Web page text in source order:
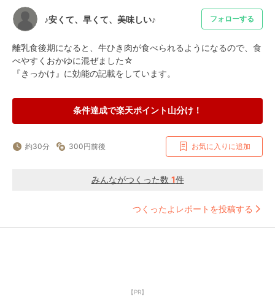
♪安くて、早くて、美味しい♪ フォローする
離乳食後期になると、牛ひき肉が食べられるようになるので、食
べやすくおかゆに混ぜました☆
『きっかけ』に効能の記載をしています。
条件達成で楽天ポイント山分け！
約30分 300円前後 お気に入りに追加
みんながつくった数 1件
つくったよレポートを投稿する
【PR】